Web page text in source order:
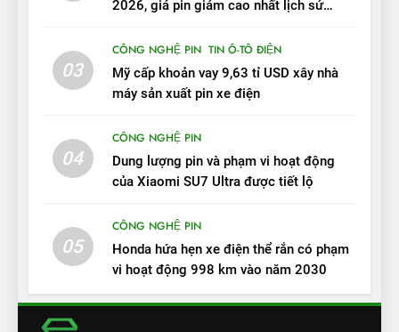
Người dùng nhận xét về
VinFast VF7: Độ hoàn thiện
đồng
12
VinFast VF7 – Mẫu xe cá
ĐÁNH GIÁ XE
Chuyên gia tiết lộ bài test
2026, giá pin giảm cao nhất lịch sử
03
CÔNG NGHỆ PIN TIN Ô-TÔ ĐIỆN
Mỹ cấp khoản vay 9,63 tỉ USD xây nhà
máy sản xuất pin xe điện
04
CÔNG NGHỆ PIN
Dung lượng pin và phạm vi hoạt động
của Xiaomi SU7 Ultra được tiết lộ
05
CÔNG NGHỆ PIN
Honda hứa hẹn xe điện thể rắn có phạm
vi hoạt động 998 km vào năm 2030